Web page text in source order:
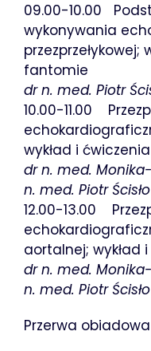
09.00-10.00
wykonywania
przezprzełykowej;
fantomie
dr n. med. Piotr
10.00-11.00
wykład i
dr n. med.
n. med. Piotr Ścisło
12.00-13.00
aortalnej;
dr n. med.
n. med. Piotr Ścisło
Przerwa